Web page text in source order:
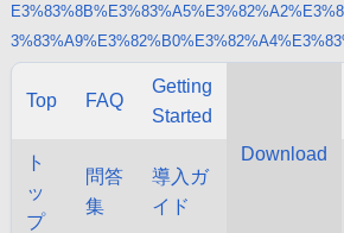
Top FAQ
Getting
Started
Download
ト
ッ
プ
問答
集
導入ガ
イド